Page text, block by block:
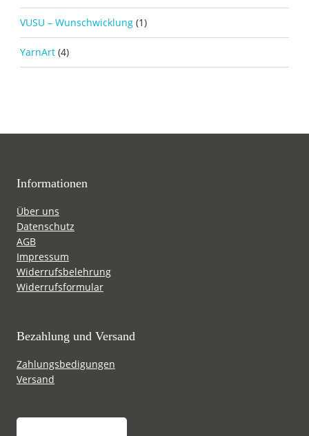
VUSU – Wunschwicklung (1)
YarnArt (4)
Informationen
Über uns
Datenschutz
AGB
Impressum
Widerrufsbelehrung
Widerrufsformular
Bezahlung und Versand
Zahlungsbedigungen
Versand